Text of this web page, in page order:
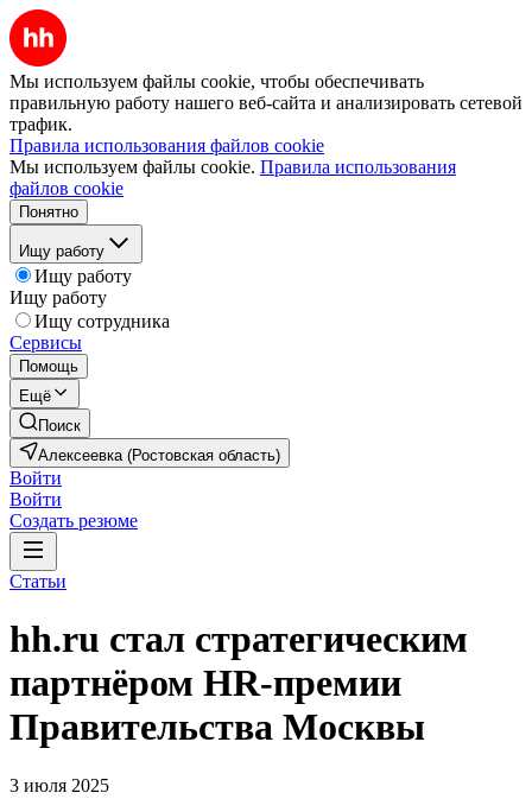
Мы используем файлы cookie, чтобы обеспечивать
правильную работу нашего веб-сайта и анализировать сетевой
трафик.
Правила использования файлов cookie
Мы используем файлы cookie. Правила использования
файлов cookie
Понятно
Ищу работу
Ищу работу
Ищу работу
Ищу сотрудника
Сервисы
Помощь
Ещё
Поиск
Алексеевка (Ростовская область)
Войти
Войти
Создать резюме
Статьи
hh.ru стал стратегическим
партнёром HR-премии
Правительства Москвы
3 июля 2025